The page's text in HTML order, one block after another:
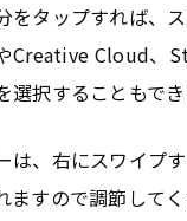
をタップすれば、
Creative Cloud、
択することもでき
は、右にスワイプ
ますので調節してく